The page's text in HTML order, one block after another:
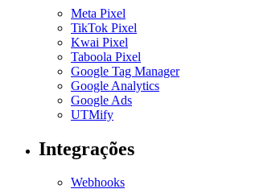
Meta Pixel
TikTok Pixel
Kwai Pixel
Taboola Pixel
Google Tag Manager
Google Analytics
Google Ads
UTMify
Integrações
Webhooks